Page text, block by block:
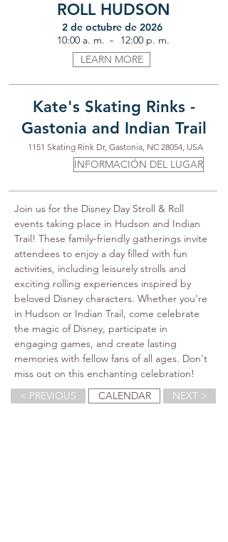
ROLL HUDSON
2 de octubre de 2026
10:00 a. m. -
12:00 p. m.
LEARN MORE
Kate's Skating Rinks -
Gastonia and Indian Trail
1151 Skating Rink Dr, Gastonia, NC 28054, USA
INFORMACIÓN DEL LUGAR
Join us for the Disney Day Stroll & Roll
events taking place in Hudson and Indian
Trail! These family-friendly gatherings invite
attendees to enjoy a day filled with fun
activities, including leisurely strolls and
exciting rolling experiences inspired by
beloved Disney characters. Whether you're
in Hudson or Indian Trail, come celebrate
the magic of Disney, participate in
engaging games, and create lasting
memories with fellow fans of all ages. Don't
miss out on this enchanting celebration!
< PREVIOUS
CALENDAR NEXT >